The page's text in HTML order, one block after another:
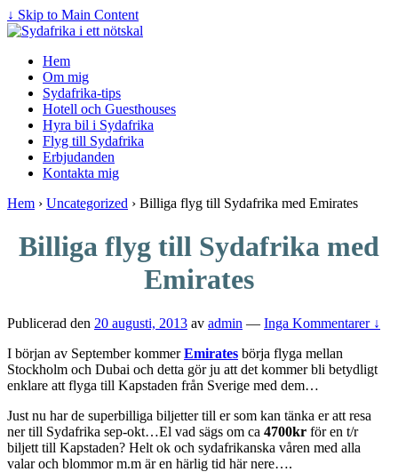
↓ Skip to Main Content
Hem
Om mig
Sydafrika-tips
Hotell och Guesthouses
Hyra bil i Sydafrika
Flyg till Sydafrika
Erbjudanden
Kontakta mig
Hem › Uncategorized › Billiga flyg till Sydafrika med Emirates
Billiga flyg till Sydafrika med
Emirates
Publicerad den 20 augusti, 2013 av admin — Inga Kommentarer ↓
I början av September kommerEmirates börja flyga mellan
Stockholm och Dubai och detta gör ju att det kommer bli betydligt
enklare att flyga till Kapstaden från Sverige med dem…
Just nu har de superbilliga biljetter till er som kan tänka er att resa
ner till Sydafrika sep-okt…El vad sägs om ca 4700kr för en t/r
biljett till Kapstaden? Helt ok och sydafrikanska våren med alla
valar och blommor m.m är en härlig tid här nere….